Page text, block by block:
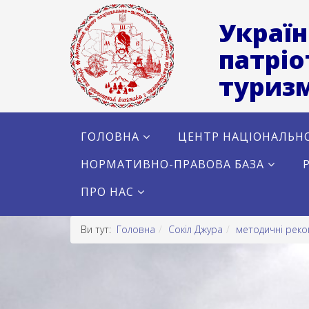
ГОЛОВНА
ЦЕНТР
НОРМАТИВНО-ПРАВОВА БАЗА
ПРО НАС
Ви тут: Головна Сокіл Джура методичні